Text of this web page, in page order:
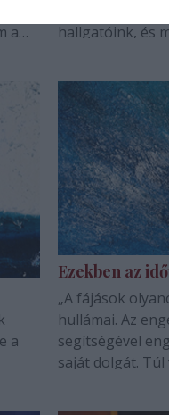
a
hallgatóink, és
a
Ezekben az
„A fájások
hullámai. Az
segítségével
saját dolgát.